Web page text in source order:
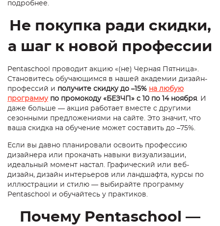
подробнее.
Не покупка ради скидки,
а шаг к новой профессии
Pentaschool проводит акцию «(не) Черная Пятница».
Становитесь обучающимся в нашей академии дизайн-
профессий и получите скидку до –15% на любую
программупо промокоду «БЕЗЧП» с 10 по 14 ноября . И
даже больше — акция работает вместе с другими
сезонными предложениями на сайте. Это значит, что
ваша скидка на обучение может составить до –75%.
Если вы давно планировали освоить профессию
дизайнера или прокачать навыки визуализации,
идеальный момент настал. Графический или веб-
дизайн, дизайн интерьеров или ландшафта, курсы по
иллюстрации и стилю — выбирайте программу
Pentaschool и обучайтесь у практиков.
Почему Pentaschool —